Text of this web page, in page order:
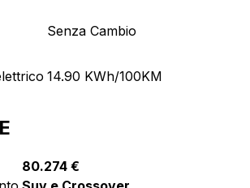
Senza Cambio
14.90 KWh/100KM
80.274 €